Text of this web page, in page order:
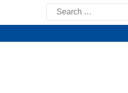
Search
for: